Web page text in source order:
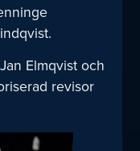
Elmqvist och
revisor